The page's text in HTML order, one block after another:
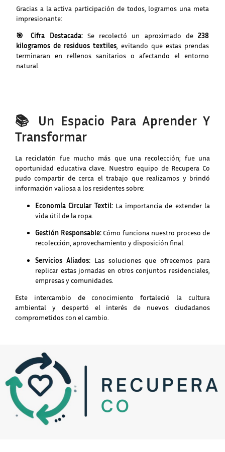
Gracias a la activa participación de todos, logramos una meta
impresionante:
🎯 Cifra Destacada:Se recolectó un aproximado de238
kilogramos de residuos textiles , evitando que estas prendas
terminaran en rellenos sanitarios o afectando el entorno
natural.
📚 Un Espacio Para Aprender Y
Transformar
La reciclatón fue mucho más que una recolección; fue una
oportunidad educativa clave. Nuestro equipo de Recupera Co
pudo compartir de cerca el trabajo que realizamos y brindó
información valiosa a los residentes sobre:
Economía Circular Textil:La importancia de extender la
vida útil de la ropa.
Gestión Responsable:Cómo funciona nuestro proceso de
recolección, aprovechamiento y disposición final.
Servicios Aliados:Las soluciones que ofrecemos para
replicar estas jornadas en otros conjuntos residenciales,
empresas y comunidades.
Este intercambio de conocimiento fortaleció la cultura
ambiental y despertó el interés de nuevos ciudadanos
comprometidos con el cambio.